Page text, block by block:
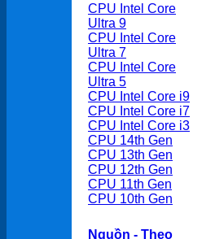
CPU Intel Core
Ultra 9
CPU Intel Core
Ultra 7
CPU Intel Core
Ultra 5
CPU Intel Core i9
CPU Intel Core i7
CPU Intel Core i3
CPU 14th Gen
CPU 13th Gen
CPU 12th Gen
CPU 11th Gen
CPU 10th Gen
Nguồn - Theo